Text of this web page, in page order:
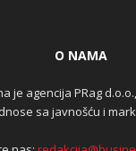
O NAMA
je agencija PRag
sa javnošću i